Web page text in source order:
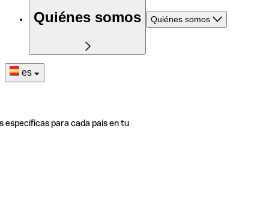
Quiénes somos Quiénes somos
es
específicas para cada país en tu